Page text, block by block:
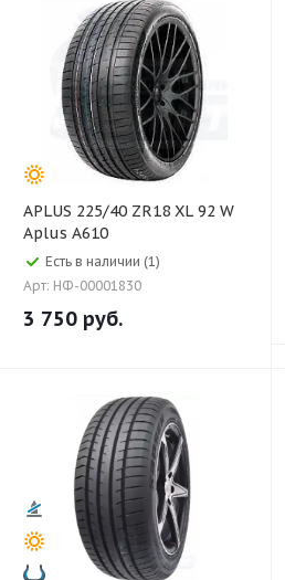
APLUS 225/40 ZR18 XL 92 W
Aplus A610
Есть в наличии (1)
Арт: НФ-00001830
3 750 руб.